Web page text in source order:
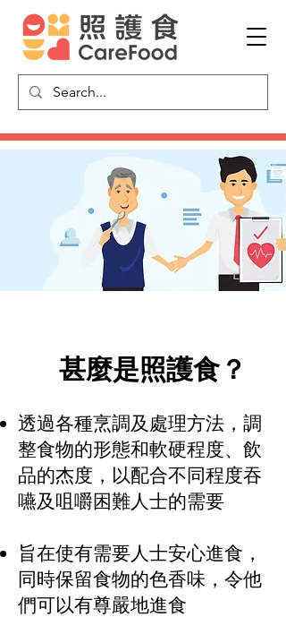
甚麼是​照護食？
透過各種烹調及處理方法，調
整食物的形態和軟硬程度、飲
品的杰度，以配合不同程度吞
嚥及咀嚼困難人士的需要
旨在使有需要人士安心進食，
同時保留食物的色香味，令他
們可以有尊嚴地進食